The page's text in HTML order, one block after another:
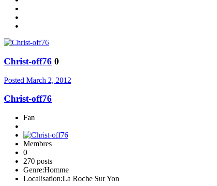
Christ-off76 0
Posted March 2, 2012
Christ-off76
Fan
Membres
0
270 posts
Genre:Homme
Localisation:La Roche Sur Yon